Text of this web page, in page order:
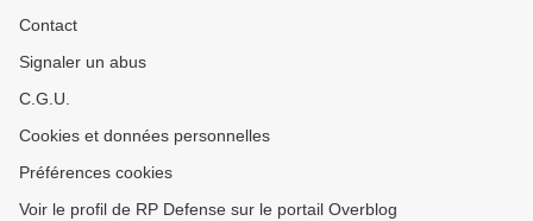
Contact
Signaler un abus
C.G.U.
Cookies et données personnelles
Préférences cookies
Voir le profil de RP Defense sur le portail Overblog